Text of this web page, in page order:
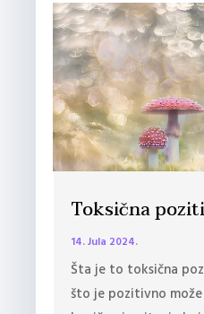
Toksična
14. Jula 2024.
Šta je to toksična
što je pozitivno